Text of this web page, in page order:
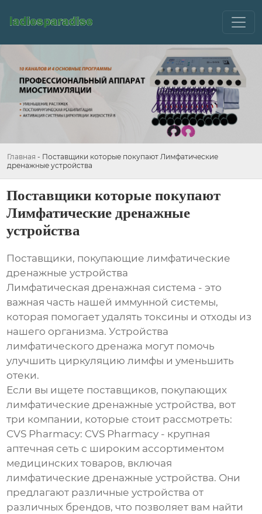
Главная - Поставщики которые покупают Лимфатические
дренажные устройства
Поставщики которые покупают
Лимфатические дренажные
устройства
Поставщики, покупающие лимфатические
дренажные устройства
Лимфатическая дренажная система - это
важная часть нашей иммунной системы,
которая помогает удалять токсины и отходы из
нашего организма. Устройства
лимфатического дренажа могут помочь
улучшить циркуляцию лимфы и уменьшить
отеки.
Если вы ищете поставщиков, покупающих
лимфатические дренажные устройства, вот
три компании, которые стоит рассмотреть:
CVS Pharmacy: CVS Pharmacy - крупная
аптечная сеть с широким ассортиментом
медицинских товаров, включая
лимфатические дренажные устройства. Они
предлагают различные устройства от
различных брендов, что позволяет вам найти